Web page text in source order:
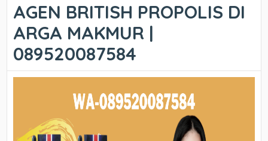
AGEN BRITISH PROPOLIS DI
ARGA MAKMUR |
089520087584